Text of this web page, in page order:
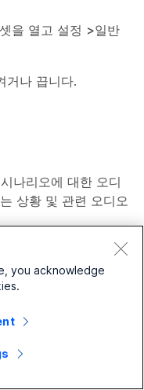
을 열고 설정 >일반
거나 끕니다.
나리오에 대한 오디
상황 및 관련 오디오
프롬프트
충전: 높음."
간의 통화 시간이 남
you acknowledge